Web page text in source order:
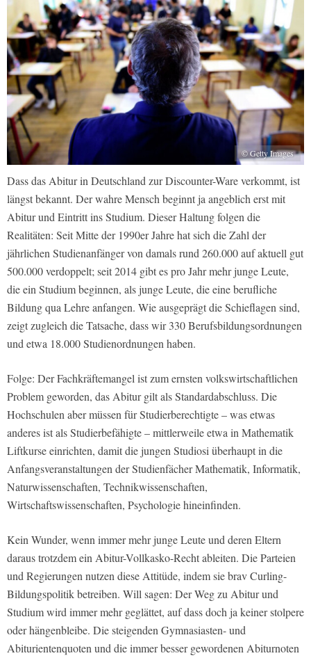
© Getty Images
Dass das Abitur in Deutschland zur Discounter-Ware verkommt, ist
längst bekannt. Der wahre Mensch beginnt ja angeblich erst mit
Abitur und Eintritt ins Studium. Dieser Haltung folgen die
Realitäten: Seit Mitte der 1990er Jahre hat sich die Zahl der
jährlichen Studienanfänger von damals rund 260.000 auf aktuell gut
500.000 verdoppelt; seit 2014 gibt es pro Jahr mehr junge Leute,
die ein Studium beginnen, als junge Leute, die eine berufliche
Bildung qua Lehre anfangen. Wie ausgeprägt die Schieflagen sind,
zeigt zugleich die Tatsache, dass wir 330 Berufsbildungsordnungen
und etwa 18.000 Studienordnungen haben.
Folge: Der Fachkräftemangel ist zum ernsten volkswirtschaftlichen
Problem geworden, das Abitur gilt als Standardabschluss. Die
Hochschulen aber müssen für Studierberechtigte – was etwas
anderes ist als Studierbefähigte – mittlerweile etwa in Mathematik
Liftkurse einrichten, damit die jungen Studiosi überhaupt in die
Anfangsveranstaltungen der Studienfächer Mathematik, Informatik,
Naturwissenschaften, Technikwissenschaften,
Wirtschaftswissenschaften, Psychologie hineinfinden.
Kein Wunder, wenn immer mehr junge Leute und deren Eltern
daraus trotzdem ein Abitur-Vollkasko-Recht ableiten. Die Parteien
und Regierungen nutzen diese Attitüde, indem sie brav Curling-
Bildungspolitik betreiben. Will sagen: Der Weg zu Abitur und
Studium wird immer mehr geglättet, auf dass doch ja keiner stolpere
oder hängenbleibe. Die steigenden Gymnasiasten- und
Abiturientenquoten und die immer besser gewordenen Abiturnoten